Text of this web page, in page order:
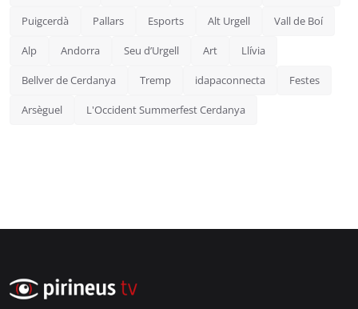
Puigcerdà Pallars Esports Alt Urgell Vall de Boí
Alp Andorra Seu d’Urgell Art Llívia
Bellver de Cerdanya Tremp idapaconnecta Festes
Arsèguel L'Occident Summerfest Cerdanya